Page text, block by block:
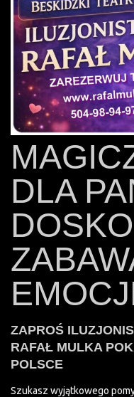
DLA
ZAPROŚ
RAFAŁ MULKA
POLSCE
Szukasz wyjątkowego